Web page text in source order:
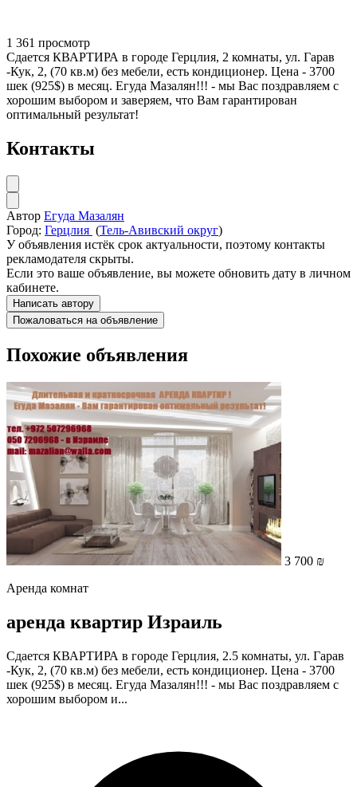
1 361 просмотр
Сдается КВАРТИРА в городе Герцлия, 2 комнаты, ул. Гарав
-Кук, 2, (70 кв.м) без мебели, есть кондиционер. Цена - 3700
шек (925$) в месяц. Егуда Мазалян!!! - мы Вас поздравляем с
хорошим выбором и заверяем, что Вам гарантирован
оптимальный результат!
Контакты
Автор Егуда Мазалян
Город: Герцлия (Тель-Авивский округ)
У объявления истёк срок актуальности, поэтому контакты
рекламодателя скрыты.
Если это ваше объявление, вы можете обновить дату в личном
кабинете.
Написать автору
Пожаловаться на объявление
Похожие объявления
3 700 ₪
Аренда комнат
аренда квартир Израиль
Сдается КВАРТИРА в городе Герцлия, 2.5 комнаты, ул. Гарав
-Кук, 2, (70 кв.м) без мебели, есть кондиционер. Цена - 3700
шек (925$) в месяц. Егуда Мазалян!!! - мы Вас поздравляем с
хорошим выбором и...